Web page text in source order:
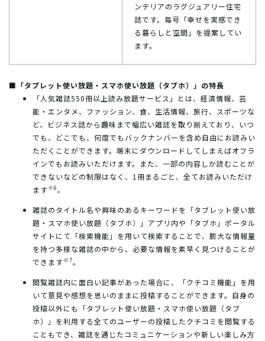
ンテリアのラグジュアリー住宅
誌です。毎号「幸せを実感でき
る暮らしと空間」を提案してい
ます。
■「タブレット使い放題・スマホ使い放題（タブホ）」の特長
「人気雑誌550冊以上読み放題サービス」とは、経済情報、芸
能・エンタメ、ファッション、食、生活情報、旅行、スポーツな
ど、ビジネス誌から趣味まで幅広い雑誌を取り揃えており、いつ
でも、どこでも、何度でもバックナンバーを含め自由にお読みい
ただくことができます。端末にダウンロードしてしまえばオフラ
インでもお読みいただけます。また、一部の内容しか読むことが
できないなどの制限はなく、1冊まるごと、全てお読みいただけ
ます※6。
雑誌のタイトル名や興味のあるキーワードを「タブレット使い放
題・スマホ使い放題（タブホ）」アプリ内や「タブホ」ポータル
サイトにて「検索機能」を用いて検索することで、膨大な情報量
を持つ多様な雑誌の中から、必要な情報を素早く見つけることが
できます※7。
閲覧雑誌内に面白い記事があった場合に、「クチコミ機能」を用
いて意見や感想を思いのままに投稿することができます。自身の
投稿以外にも「タブレット使い放題・スマホ使い放題（タブ
ホ）」を利用する全てのユーザーの投稿したクチコミを閲覧する
こともでき、雑誌を通じたコミュニケーションや新しい楽しみ方